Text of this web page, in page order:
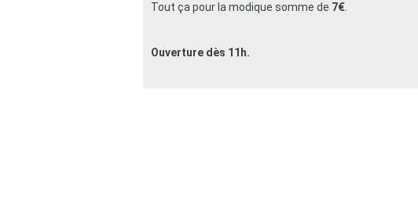
Tout ça pour la modique somme de 7€
Ouverture dès 11h.